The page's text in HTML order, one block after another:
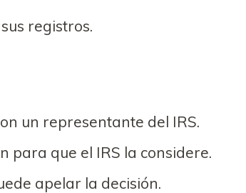
registros.
un representante del IRS.
para que el IRS la considere.
apelar la decisión.